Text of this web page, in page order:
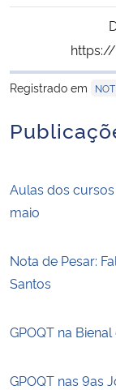
Ministério da Mulher,
Secretaria-Geral
Secretaria de Governo
Gabinete de
Planalto
Registrado em
Aulas dos
maio
Nota de Pesar:
Santos
GPOQT na
GPOQT nas 9as